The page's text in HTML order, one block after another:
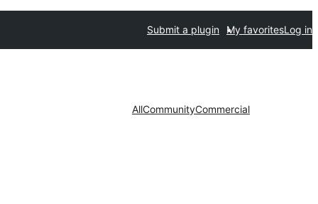
Submit a plugin My favoritesLog in
AllCommunityCommercial